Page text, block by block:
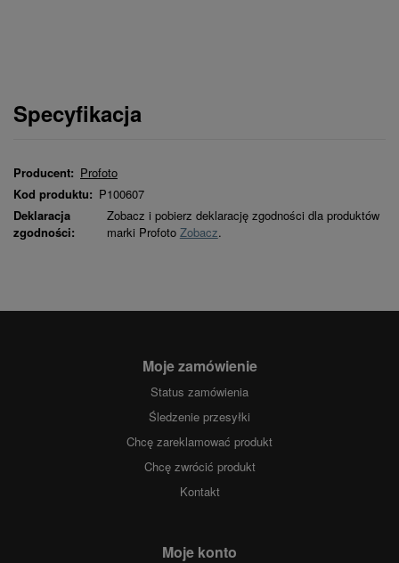
Specyfikacja
Producent: Profoto
Kod produktu: P100607
Deklaracja
zgodności:
Zobacz i pobierz deklarację zgodności dla produktów
marki Profoto Zobacz.
Moje zamówienie
Status zamówienia
Śledzenie przesyłki
Chcę zareklamować produkt
Chcę zwrócić produkt
Kontakt
Moje konto